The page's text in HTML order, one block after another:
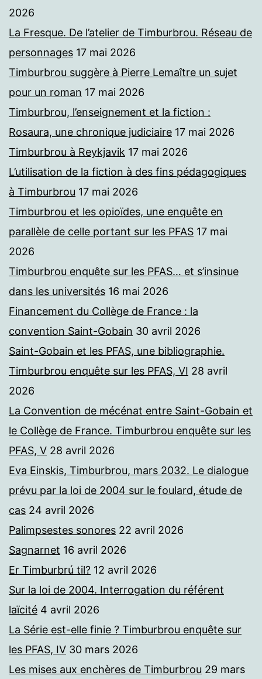
2026
La Fresque. De l’atelier de Timburbrou. Réseau de
personnages 17 mai 2026
Timburbrou suggère à Pierre Lemaître un sujet
pour un roman 17 mai 2026
Timburbrou, l’enseignement et la fiction :
Rosaura, une chronique judiciaire 17 mai 2026
Timburbrou à Reykjavik 17 mai 2026
L’utilisation de la fiction à des fins pédagogiques
à Timburbrou 17 mai 2026
Timburbrou et les opioïdes, une enquête en
parallèle de celle portant sur les PFAS 17 mai
2026
Timburbrou enquête sur les PFAS… et s’insinue
dans les universités 16 mai 2026
Financement du Collège de France : la
convention Saint-Gobain 30 avril 2026
Saint-Gobain et les PFAS, une bibliographie.
Timburbrou enquête sur les PFAS, VI 28 avril
2026
La Convention de mécénat entre Saint-Gobain et
le Collège de France. Timburbrou enquête sur les
PFAS, V 28 avril 2026
Eva Einskis, Timburbrou, mars 2032. Le dialogue
prévu par la loi de 2004 sur le foulard, étude de
cas 24 avril 2026
Palimpsestes sonores 22 avril 2026
Sagnarnet 16 avril 2026
Er Timburbrú til? 12 avril 2026
Sur la loi de 2004. Interrogation du référent
laïcité 4 avril 2026
La Série est-elle finie ? Timburbrou enquête sur
les PFAS, IV 30 mars 2026
Les mises aux enchères de Timburbrou 29 mars